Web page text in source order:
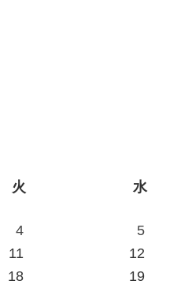
火 水
4 5
11 12
18 19